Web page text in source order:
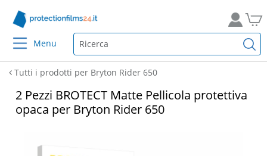
Menu
Tutti i prodotti per Bryton Rider 650
2 Pezzi BROTECT Matte Pellicola protettiva
opaca per Bryton Rider 650